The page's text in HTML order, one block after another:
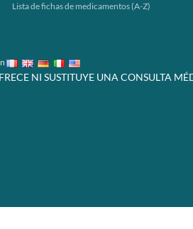
Lista de fichas de medicamentos (A-Z)
NI SUSTITUYE UNA CONSULTA